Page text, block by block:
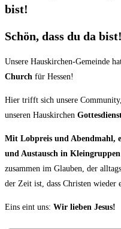
bist!
Schön, dass du da bist!
Unsere Hauskirchen-Gemeinde
Church für Hessen!
Hier trifft sich unsere
unseren Hauskirchen
Mit Lobpreis und Abendmahl,
und Austausch in Kleingruppen
zusammen im Glauben, der
der Zeit ist, dass Christen wieder
Eins eint uns: Wir lieben Jesus!